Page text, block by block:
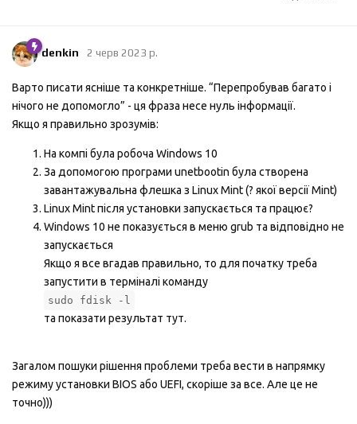
denkin 2 черв 2023 р.
Варто писати ясніше та конкретніше. “Перепробував багато і
нічого не допомогло” - ця фраза несе нуль інформації.
Якщо я правильно зрозумів:
На компі була робоча Windows 10
За допомогою програми unetbootin була створена
завантажувальна флешка з Linux Mint (? якої версії Mint)
Linux Mint після установки запускається та працює?
Windows 10 не показується в меню grub та відповідно не
запускається
Якщо я все вгадав правильно, то для початку треба
запустити в терміналі команду
sudo fdisk -l
та показати результат тут.
Загалом пошуки рішення проблеми треба вести в напрямку
режиму установки BIOS або UEFI, скоріше за все. Але це не
точно)))